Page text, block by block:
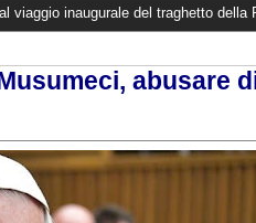
del traghetto della Regione tra
abusare